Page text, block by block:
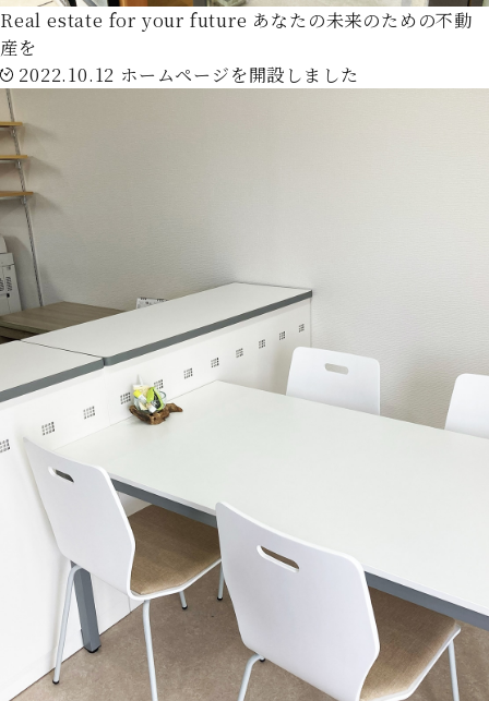
Real estate for your future あなたの未来のための不動
産を
2022.10.12 ホームページを開設しました